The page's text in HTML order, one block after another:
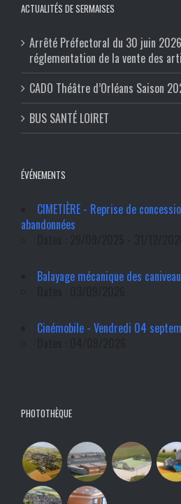
ACTUALITÉS DE SERMAISES
Arrêté Préfectoral du 30 juin
réglementation de la vente des
CADO Théâtre d’Orléans Saison
BUS SANTÉ LOIRET
ÉVÉNEMENTS
CIMETIÈRE - Reprise de
abandonnées
Balayage mécanique des
Cinémobile - Vendredi 04
PHOTOTHÈQUE